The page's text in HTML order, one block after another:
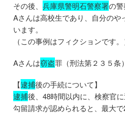
その後、 兵庫県警明石警察署の
Aさんは高校生であり、自分のや
います。
（この事例はフィクションです。
Aさんは窃盗罪（刑法第２３５条
【逮捕後の手続について】
逮捕後、48時間以内に、検察官
勾留請求が認められると、最大